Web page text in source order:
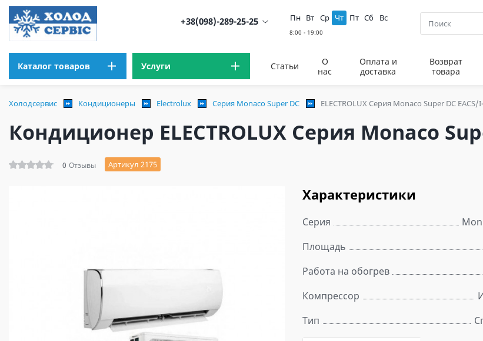
+38(098)-289-25-25 Пн Вт Ср Чт Пт Сб Вс
Каталог товаров Услуги Статьи
О
нас
Оплата и
доставка
Возврат
товара
Холодсервис Кондиционеры Electrolux Серия Monaco Super DC ELECTROLUX Серия Monaco Super DC
Кондиционер ELECTROLUX Серия Monaco
0 Отзывы Артикул 2175
Характеристики
Серия
Площадь
Работа на обогрев
Компрессор
Тип